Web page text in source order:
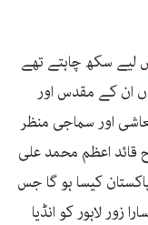
لیے سکھ چاہتے تھے
ان کے مقدس اور
اور سماجی منظر
قائد اعظم محمد علی
کیسا ہو گا جس
زور لاہور کو انڈیا